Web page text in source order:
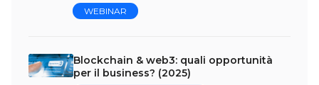
WEBINAR
Blockchain & web3: quali opportunità
per il business? (2025)